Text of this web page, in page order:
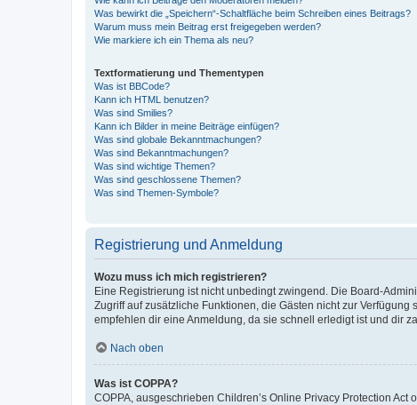
Was bewirkt die „Speichern“-Schaltfläche beim Schreiben eines Beitrags?
Warum muss mein Beitrag erst freigegeben werden?
Wie markiere ich ein Thema als neu?
Textformatierung und Thementypen
Was ist BBCode?
Kann ich HTML benutzen?
Was sind Smilies?
Kann ich Bilder in meine Beiträge einfügen?
Was sind globale Bekanntmachungen?
Was sind Bekanntmachungen?
Was sind wichtige Themen?
Was sind geschlossene Themen?
Was sind Themen-Symbole?
Registrierung und Anmeldung
Wozu muss ich mich registrieren?
Eine Registrierung ist nicht unbedingt zwingend. Die Board-
Zugriff auf zusätzliche Funktionen, die Gästen nicht zur
empfehlen dir eine Anmeldung, da sie schnell erledigt ist und dir
Nach oben
Was ist COPPA?
COPPA, ausgeschrieben Children’s Online Privacy Protection